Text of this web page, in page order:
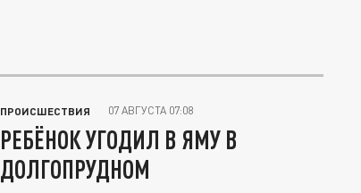
ПРОИСШЕСТВИЯ 07 АВГУСТА 07:08
РЕБЁНОК УГОДИЛ В ЯМУ В
ДОЛГОПРУДНОМ